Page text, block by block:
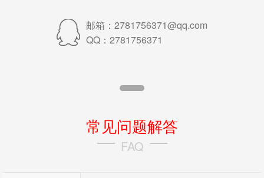
邮箱：2781756371@qq.com
QQ：2781756371
常见问题解答
FAQ